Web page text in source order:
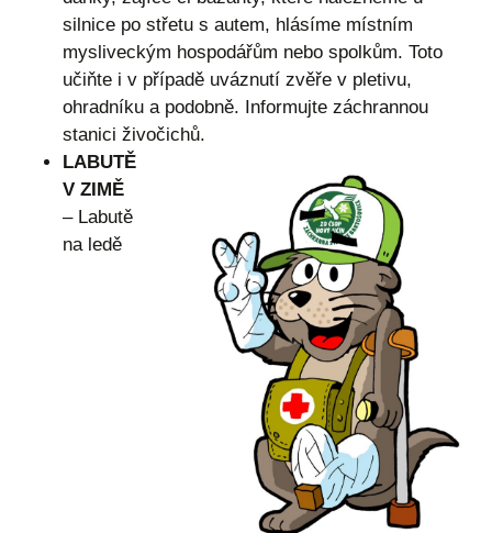
silnice po střetu s autem, hlásíme místním
mysliveckým hospodářům nebo spolkům. Toto
učiňte i v případě uváznutí zvěře v pletivu,
ohradníku a podobně. Informujte záchrannou
stanici živočichů.
LABUTĚ
V ZIMĚ
– Labutě
na ledě